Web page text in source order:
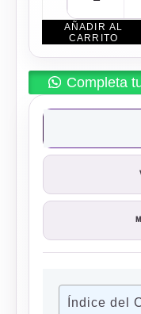
AÑADIR AL
CARRITO
Completa
Índice del